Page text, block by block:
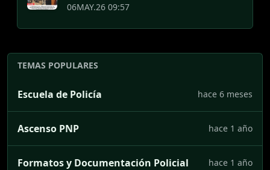
06MAY.26 09:57
TEMAS POPULARES
Escuela de Policía hace 6 meses
Ascenso PNP hace 1 año
Formatos y Documentación Policial hace 1 año